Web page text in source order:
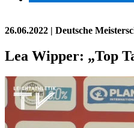
26.06.2022 | Deutsche
Lea Wipper: „Top